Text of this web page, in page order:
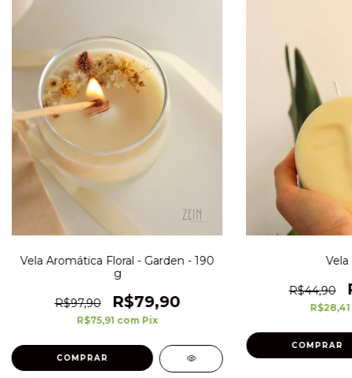
Vela Aromática Floral - Garden - 190
g
R$97,90 R$79,90
R$75,91 com Pix
COMPRAR
Vela
R$44,90
R$28,41